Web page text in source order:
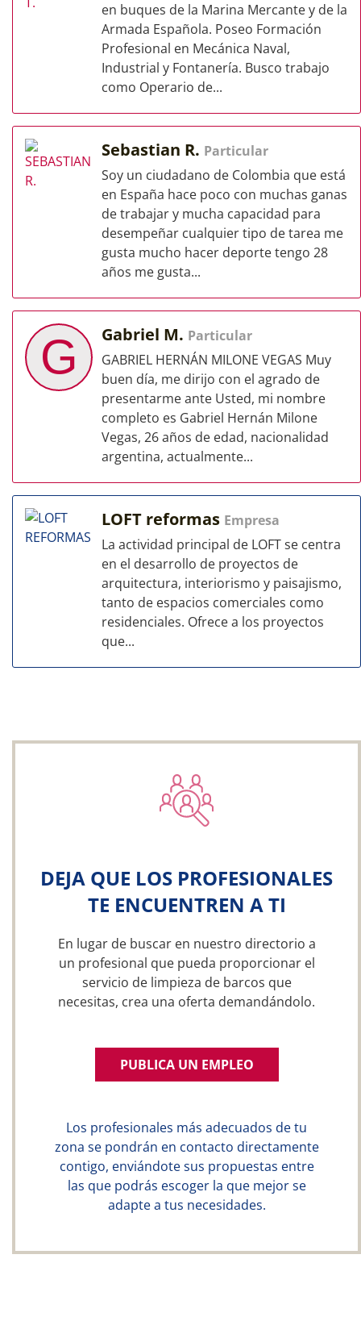
en buques de la Marina Mercante y de la
Armada Española. Poseo Formación
Profesional en Mecánica Naval,
Industrial y Fontanería. Busco trabajo
como Operario de...
Sebastian R. Particular
Soy un ciudadano de Colombia que está
en España hace poco con muchas ganas
de trabajar y mucha capacidad para
desempeñar cualquier tipo de tarea me
gusta mucho hacer deporte tengo 28
años me gusta...
G Gabriel M. Particular
GABRIEL HERNÁN MILONE VEGAS Muy
buen día, me dirijo con el agrado de
presentarme ante Usted, mi nombre
completo es Gabriel Hernán Milone
Vegas, 26 años de edad, nacionalidad
argentina, actualmente...
LOFT reformas Empresa
La actividad principal de LOFT se centra
en el desarrollo de proyectos de
arquitectura, interiorismo y paisajismo,
tanto de espacios comerciales como
residenciales. Ofrece a los proyectos
que...
DEJA QUE LOS PROFESIONALES
TE ENCUENTREN A TI
En lugar de buscar en nuestro directorio a
un profesional que pueda proporcionar el
servicio de limpieza de barcos que
necesitas, crea una oferta demandándolo.
PUBLICA UN EMPLEO
Los profesionales más adecuados de tu
zona se pondrán en contacto directamente
contigo, enviándote sus propuestas entre
las que podrás escoger la que mejor se
adapte a tus necesidades.